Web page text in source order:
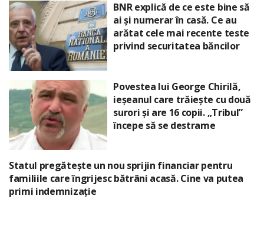
BNR explică de ce este bine să
ai și numerar în casă. Ce au
arătat cele mai recente teste
privind securitatea băncilor
Povestea lui George Chirilă,
ieșeanul care trăiește cu două
surori și are 16 copii. „Tribul”
începe să se destrame
Statul pregătește un nou sprijin financiar pentru
familiile care îngrijesc bătrâni acasă. Cine va putea
primi indemnizație